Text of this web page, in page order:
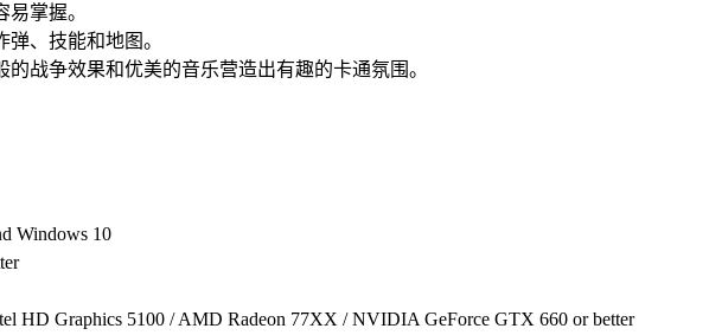
掌握。
、技能和地图。
战争效果和优美的音乐营造出有趣的卡通氛围。
Windows 10
HD Graphics 5100 / AMD Radeon 77XX / NVIDIA GeForce GTX 660 or better